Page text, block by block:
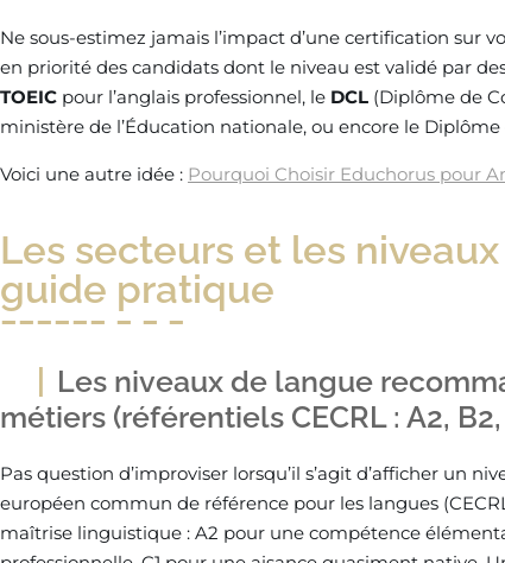
Ne sous-estimez jamais l’impact d’une certification sur
en priorité des candidats dont le niveau est validé par
TOEIC pour l’anglais professionnel, le DCL (Diplôme de
ministère de l’Éducation nationale, ou encore le Diplôme
Voici une autre idée : Pourquoi Choisir Educhorus pour
Les secteurs et les
guide pratique
Les niveaux de langue
métiers (référentiels CECRL : A2, B2,
Pas question d’improviser lorsqu’il s’agit d’afficher un
européen commun de référence pour les langues
maîtrise linguistique : A2 pour une compétence